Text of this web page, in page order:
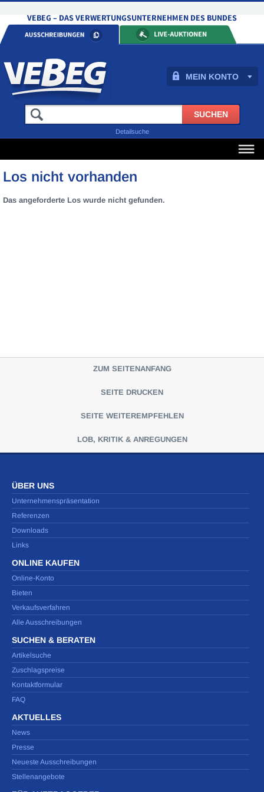
MEIN KONTO
Detailsuche
Los nicht vorhanden
Das angeforderte Los wurde nicht gefunden.
ZUM SEITENANFANG
SEITE DRUCKEN
SEITE WEITEREMPFEHLEN
LOB, KRITIK & ANREGUNGEN
ÜBER UNS
Unternehmenspräsentation
Referenzen
Downloads
Links
ONLINE KAUFEN
Online-Konto
Bieten
Verkaufsverfahren
Alle Ausschreibungen
SUCHEN & BERATEN
Artikelsuche
Zuschlagspreise
Kontaktformular
FAQ
AKTUELLES
News
Presse
Neueste Ausschreibungen
Stellenangebote